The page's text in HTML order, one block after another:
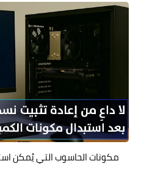
مكونات الحاسوب التي يُمكن